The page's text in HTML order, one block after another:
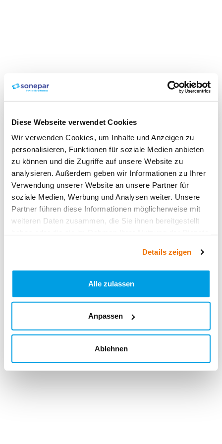
Diese Webseite verwendet Cookies
Wir verwenden Cookies, um Inhalte und Anzeigen zu
personalisieren, Funktionen für soziale Medien anbieten
zu können und die Zugriffe auf unsere Website zu
analysieren. Außerdem geben wir Informationen zu Ihrer
Verwendung unserer Website an unsere Partner für
soziale Medien, Werbung und Analysen weiter. Unsere
Partner führen diese Informationen möglicherweise mit
weiteren Daten zusammen, die Sie ihnen bereitgestellt
Details zeigen
Alle zulassen
Anpassen
Ablehnen